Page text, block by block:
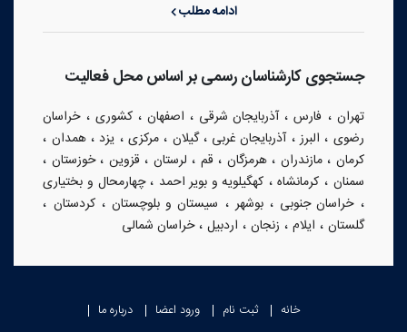
ادامه مطلب
جستجوی کارشناسان رسمی بر اساس محل فعالیت
تهران ، فارس،آذربایجان شرقی ، اصفهان ،کشوری ،خراسان
رضوی ، البرز،آذربایجان غربی ،گیلان ،مرکزی ، یزد،همدان ،
کرمان ،مازندران ،هرمزگان ، قم ، لرستان ، قزوین ،خوزستان ،
سمنان ، کرمانشاه، کهگیلویه و بویر احمد ،چهارمحال و بختیاری
،خراسان جنوبی ،بوشهر، سیستان و بلوچستان،کردستان ،
گلستان ، ایلام ، زنجان ، اردبیل ،خراسان شمالی
خانه ثبت نام ورود اعضا
درباره ما